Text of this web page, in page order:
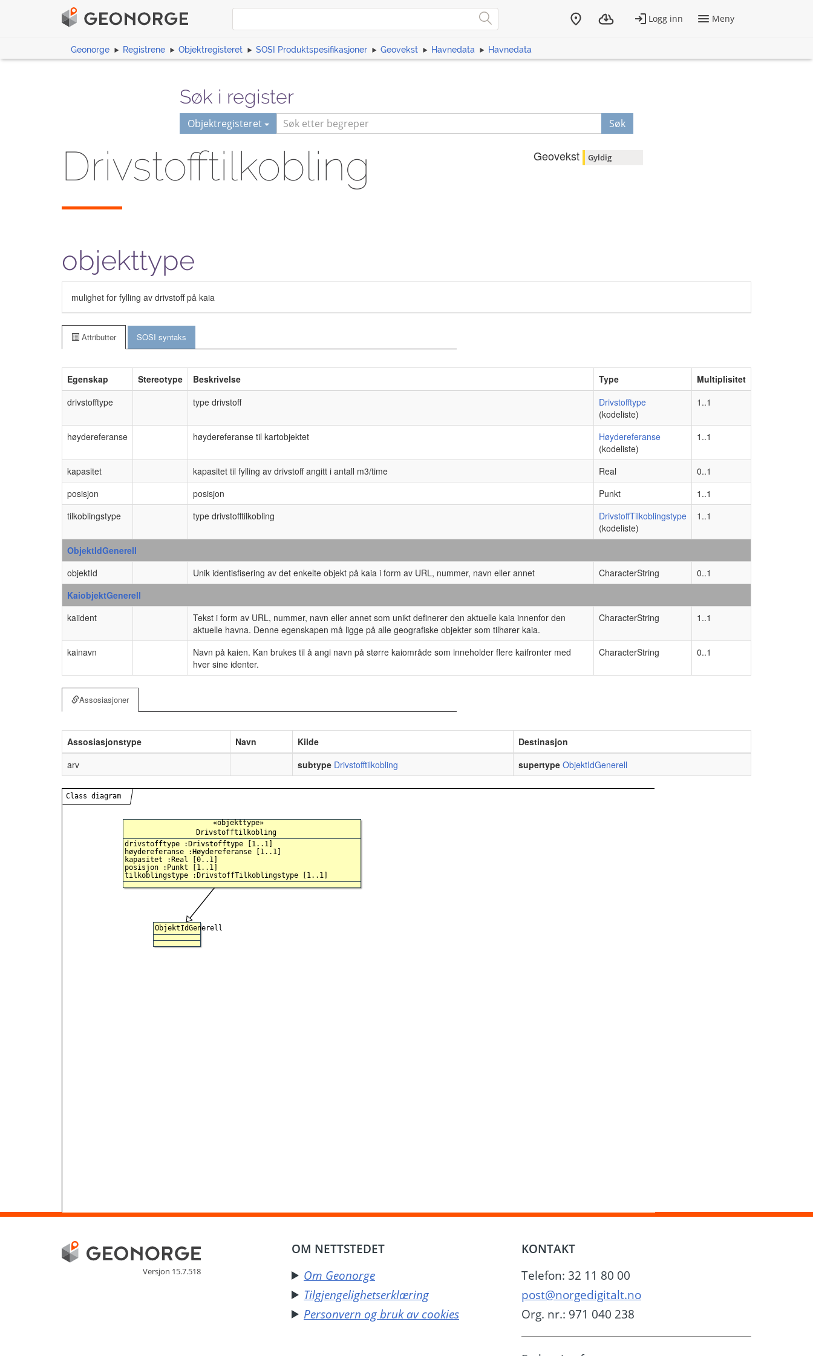
Geonorge Registrene Objektregisteret SOSI Produktspesifikasjoner Geovekst Havnedata Havnedata
Søk i register
Objektregisteret Søk
Drivstofftilkobling
objekttype
Geovekst Gyldig
mulighet for fylling av drivstoff på kaia
Attributter SOSI syntaks
Egenskap Stereotype Beskrivelse Type
Multiplisitet
drivstofftype
type drivstoff
Drivstofftype
(kodeliste)
1..1
høydereferanse høydereferanse til kartobjektet
Høydereferanse
(kodeliste)
1..1
kapasitet kapasitet til fylling av drivstoff angitt i antall m3/time Real
0..1
posisjon
posisjon Punkt
1..1
tilkoblingstype
type drivstofftilkobling
DrivstoffTilkoblingstype
(kodeliste)
1..1
ObjektIdGenerell
objektId
Unik identisfisering av det enkelte objekt på kaia i form av URL, nummer, navn eller annet CharacterString
0..1
KaiobjektGenerell
kaiident
Tekst i form av URL, nummer, navn eller annet som unikt definerer den aktuelle kaia innenfor den
aktuelle havna. Denne egenskapen må ligge på alle geografiske objekter som tilhører kaia.
CharacterString 1..1
kainavn
Navn på kaien. Kan brukes til å angi navn på større kaiområde som inneholder flere kaifronter med
hver sine identer.
CharacterString 0..1
Assosiasjoner
Assosiasjonstype Navn Kilde
Destinasjon
arv
subtype Drivstofftilkobling supertype ObjektIdGenerell